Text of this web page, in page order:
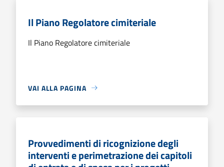
Il Piano Regolatore cimiteriale
Il Piano Regolatore cimiteriale
VAI ALLA PAGINA
Provvedimenti di ricognizione degli
interventi e perimetrazione dei capitoli